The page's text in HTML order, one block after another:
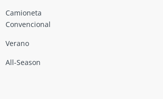
Camioneta
Convencional
Verano
All-Season